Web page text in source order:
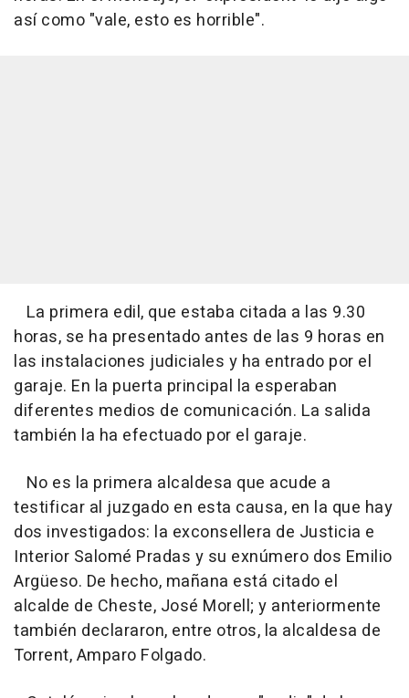
así como "vale, esto es horrible".
La primera edil, que estaba citada a las 9.30
horas, se ha presentado antes de las 9 horas en
las instalaciones judiciales y ha entrado por el
garaje. En la puerta principal la esperaban
diferentes medios de comunicación. La salida
también la ha efectuado por el garaje.
No es la primera alcaldesa que acude a
testificar al juzgado en esta causa, en la que hay
dos investigados: la exconsellera de Justicia e
Interior Salomé Pradas y su exnúmero dos Emilio
Argüeso. De hecho, mañana está citado el
alcalde de Cheste, José Morell; y anteriormente
también declararon, entre otros, la alcaldesa de
Torrent, Amparo Folgado.